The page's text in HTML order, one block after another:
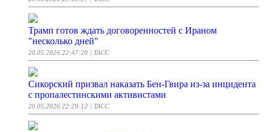
Трамп готов ждать договоренностей с Ираном
"несколько дней"
20.05.2026 22:47:20 | ТАСС
Сикорский призвал наказать Бен-Гвира из-за инцидента
с пропалестинскими активистами
20.05.2026 22:29:12 | ТАСС